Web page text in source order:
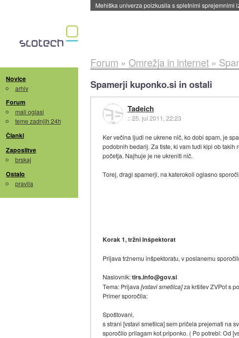
Mehiška univerza poizkusila s spletnimi sprejemnimi
Novice
arhiv
Forum
mali oglasi
teme zadnjih 24h
Članki
Zaposlitve
brskaj
Ostalo
pravila
Forum » Omrežja in internet»
Spamerji kuponko.si in ostali
Tadeich
::25. jul 2011, 22:23
Ker večina ljudi ne ukrene nič, ko dobi spam, je
podobnih bedarij. Za tiste, ki vam tudi kipi ob
početja. Najhuje je ne ukreniti nič.
Torej, dragi spamerji, na katerokoli oglasno
Korak 1, tržni inšpektorat
Prijava tržnemu inšpektoratu, v poslanemu
Naslovnik:tirs.info@gov.si
Tema: Prijava[vstavi smetilca]za kršitev ZVPot s
Primer sporočila:
Spoštovani,
s strani [vstavi smetilca] sem pričela prejemati na
sporočilo prilagam kot priponko. ( Po potrebi: Od